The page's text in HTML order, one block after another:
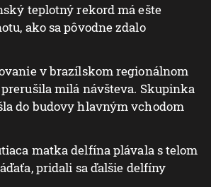
teplotný rekord má ešte
ako sa pôvodne zdalo
v brazílskom regionálnom
milá návšteva. Skupinka
do budovy hlavným vchodom
matka delfína plávala s telom
pridali sa ďalšie delfíny